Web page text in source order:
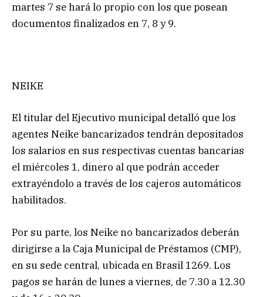
martes 7 se hará lo propio con los que posean
documentos finalizados en 7, 8 y 9.
NEIKE
El titular del Ejecutivo municipal detalló que los
agentes Neike bancarizados tendrán depositados
los salarios en sus respectivas cuentas bancarias
el miércoles 1, dinero al que podrán acceder
extrayéndolo a través de los cajeros automáticos
habilitados.
Por su parte, los Neike no bancarizados deberán
dirigirse a la Caja Municipal de Préstamos (CMP),
en su sede central, ubicada en Brasil 1269. Los
pagos se harán de lunes a viernes, de 7.30 a 12.30